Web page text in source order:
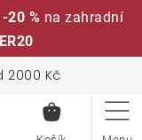
20 % na zahradní
2000 Kč
KOŠÍK